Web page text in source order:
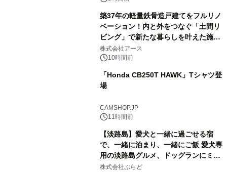
築37年の軽量鉄骨造戸建てをフルリノ
ベーション！内と外をつなぐ「土間リ
ビング」で新たな暮らしを叶えた施工
事例を株式会社アースが公開
株式会社アース
10時間前
「Honda CB250T HAWK」Tシャツ登
場
CAMSHOP.JP
11時間前
【淡路島】愛犬と一緒に過ごせる宿
で、一緒に泊まり、一緒にご飯 愛犬専
用の淡路島グルメ、ドッグランにミニ
プール グランピングとトレーラーハウ
株式会社ぷらど